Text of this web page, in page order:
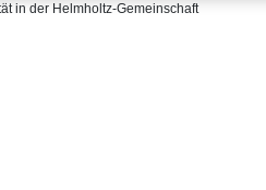
in der Helmholtz-Gemeinschaft